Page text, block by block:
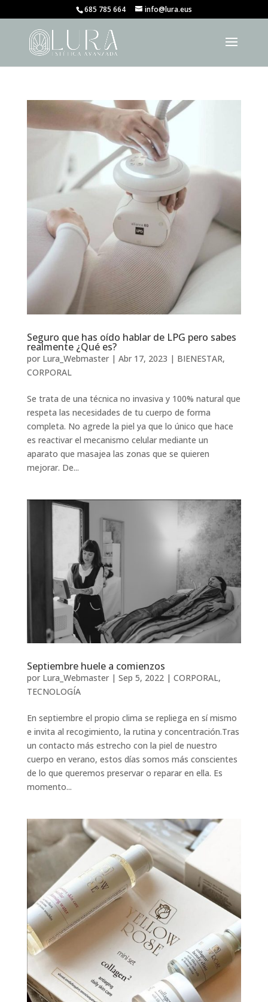
685 785 664 info@lura.eus
Seguro que has oído hablar de LPG pero sabes
realmente ¿Qué es?
por Lura_Webmaster| Abr 17, 2023 | BIENESTAR,
CORPORAL
Se trata de una técnica no invasiva y 100% natural que
respeta las necesidades de tu cuerpo de forma
completa. No agrede la piel ya que lo único que hace
es reactivar el mecanismo celular mediante un
aparato que masajea las zonas que se quieren
mejorar. De...
Septiembre huele a comienzos
por Lura_Webmaster| Sep 5, 2022| CORPORAL,
TECNOLOGÍA
En septiembre el propio clima se repliega en sí mismo
e invita al recogimiento, la rutina y concentración.Tras
un contacto más estrecho con la piel de nuestro
cuerpo en verano, estos días somos más conscientes
de lo que queremos preservar o reparar en ella. Es
momento...